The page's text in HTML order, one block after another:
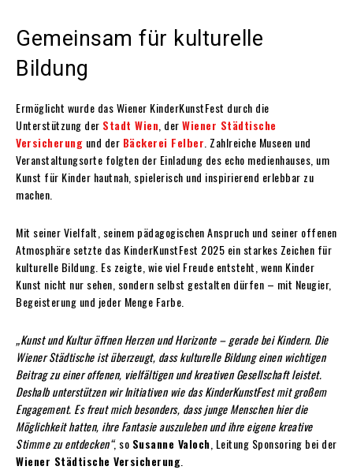
Gemeinsam für kulturelle
Bildung
Ermöglicht wurde das Wiener KinderKunstFest durch die
Unterstützung der Stadt Wien , derWiener Städtische
Versicherung und der Bäckerei Felber . Zahlreiche Museen und
Veranstaltungsorte folgten der Einladung des echo medienhauses, um
Kunst für Kinder hautnah, spielerisch und inspirierend erlebbar zu
machen.
Mit seiner Vielfalt, seinem pädagogischen Anspruch und seiner offenen
Atmosphäre setzte das KinderKunstFest 2025 ein starkes Zeichen für
kulturelle Bildung. Es zeigte, wie viel Freude entsteht, wenn Kinder
Kunst nicht nur sehen, sondern selbst gestalten dürfen – mit Neugier,
Begeisterung und jeder Menge Farbe.
„Kunst und Kultur öffnen Herzen und Horizonte – gerade bei Kindern. Die
Wiener Städtische ist überzeugt, dass kulturelle Bildung einen wichtigen
Beitrag zu einer offenen, vielfältigen und kreativen Gesellschaft leistet.
Deshalb unterstützen wir Initiativen wie das KinderKunstFest mit großem
Engagement. Es freut mich besonders, dass junge Menschen hier die
Möglichkeit hatten, ihre Fantasie auszuleben und ihre eigene kreative
Stimme zu entdecken“, so Susanne Valoch , Leitung Sponsoring bei der
Wiener Städtische Versicherung